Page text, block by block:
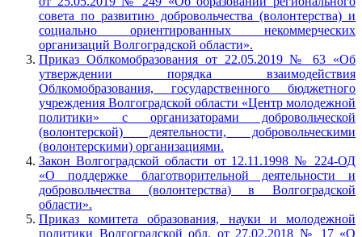
совета по развитию добровольчества (волонтерства) и
социально ориентированных некоммерческих
организаций Волгоградской области».
Приказ Облкомобразования от 22.05.2019 № 63 «Об
утверждении порядка взаимодействия
Облкомобразования, государственного бюджетного
учреждения Волгоградской области «Центр молодежной
политики» с организаторами добровольческой
(волонтерской) деятельности, добровольческими
(волонтерскими) организациями.
Закон Волгоградской области от 12.11.1998 № 224-ОД
«О поддержке благотворительной деятельности и
добровольчества (волонтерства) в Волгоградской
области».
Приказ комитета образования, науки и молодежной
политики Волгоградской обл. от 27.02.2018 № 17 «О